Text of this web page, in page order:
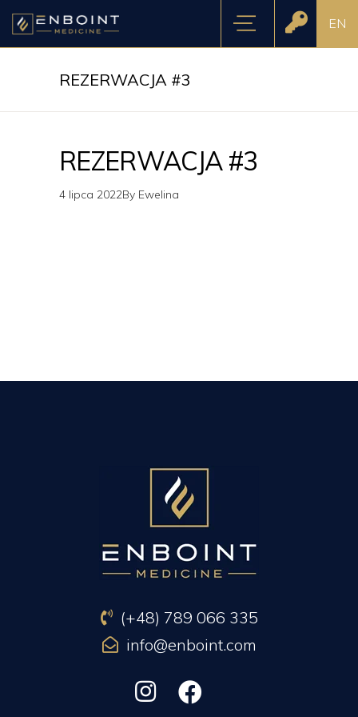
EN
REZERWACJA #3
REZERWACJA #3
4 lipca 2022By Ewelina
(+48) 789 066 335
info@enboint.com